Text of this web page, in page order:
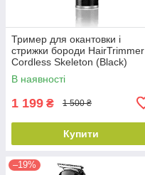
Тример для окантовки і
стрижки бороди HairTrimmer
Cordless Skeleton (Black)
В наявності
1 199 ₴ 1 500 ₴
Купити
–19%